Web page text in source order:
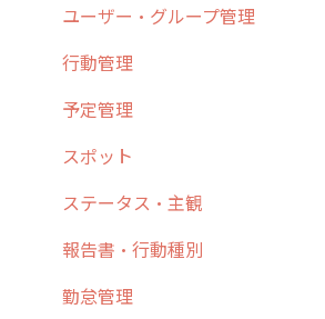
2. 主要機能の概要
3. cyzenの位置情報取得について
4. cyzen利用前の準備：システム
5. 基本的な使い方：システム管理
6. 基本的な使い方：ユーザー編
7. 初心者向けよくある質問集
8. 用語集
ユーザー・グループ管理
行動管理
予定管理
スポット
ステータス・主観
報告書・行動種別
勤怠管理